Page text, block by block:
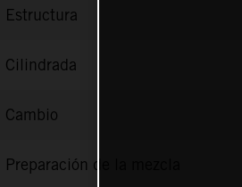
Estructura
Cilindrada
Cambio
Preparación de la mezcla